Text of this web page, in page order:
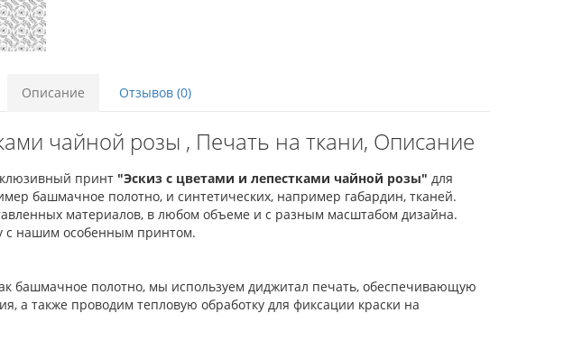
Описание Отзывов (0)
чайной розы , Печать на ткани, Описание
принт "Эскиз с цветами и лепестками чайной розы" для
башмачное полотно, и синтетических, например габардин, тканей.
материалов, в любом объеме и с разным масштабом дизайна.
с нашим особенным принтом.
башмачное полотно, мы используем диджитал печать, обеспечивающую
а также проводим тепловую обработку для фиксации краски на